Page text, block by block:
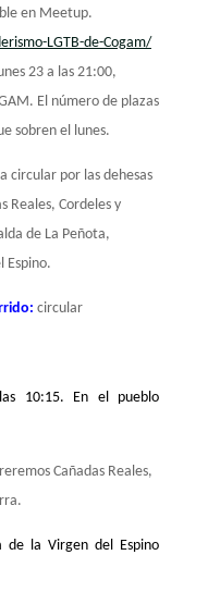
en Meetup.
LGTB-de-Cogam/
23 a las 21:00,
El número de plazas
sobren el lunes.
circular por las dehesas
Reales, Cordeles y
de La Peñota,
Espino.
circular
10:15. En el pueblo
Cañadas Reales,
de la Virgen del Espino